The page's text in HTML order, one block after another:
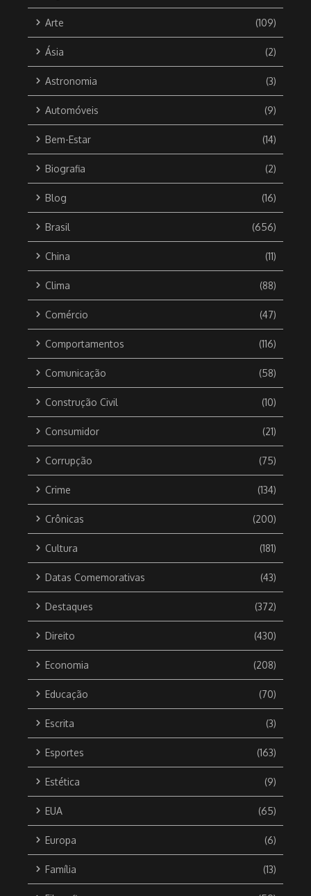
Arte (109)
Ásia (2)
Astronomia (3)
Automóveis (9)
Bem-Estar (14)
Biografia (2)
Blog (16)
Brasil (656)
China (11)
Clima (88)
Comércio (47)
Comportamentos (116)
Comunicação (58)
Construção Civil (10)
Consumidor (21)
Corrupção (75)
Crime (134)
Crônicas (200)
Cultura (181)
Datas Comemorativas (43)
Destaques (372)
Direito (430)
Economia (208)
Educação (70)
Escrita (3)
Esportes (163)
Estética (9)
EUA (65)
Europa (6)
Família (13)